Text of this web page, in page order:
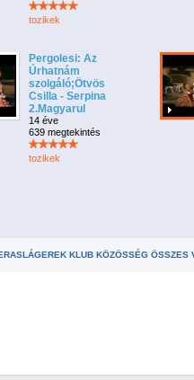
tozikek
Pergolesi: Az
Úrhatnám
szolgáló;Ötvös
Csilla - Serpina
2.Magyarul
14 éve
639 megtekintés
tozikek
KLUB KÖZÖSSÉG ÖSSZES